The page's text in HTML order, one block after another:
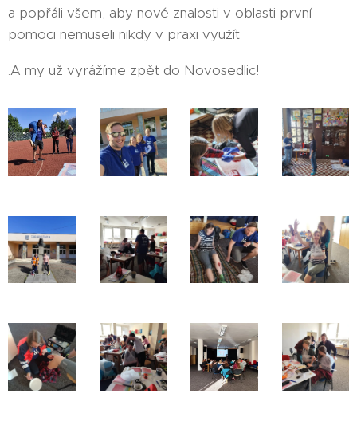
a popřáli všem, aby nové znalosti v oblasti první
pomoci nemuseli nikdy v praxi využít
.A my už vyrážíme zpět do Novosedlic!